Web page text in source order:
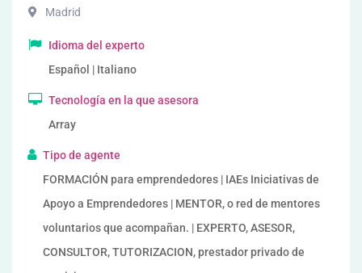
Madrid
Idioma del experto
Español | Italiano
Tecnología en la que asesora
Array
Tipo de agente
FORMACIÓN para emprendedores | IAEs Iniciativas de
Apoyo a Emprendedores | MENTOR, o red de mentores
voluntarios que acompañan. | EXPERTO, ASESOR,
CONSULTOR, TUTORIZACION, prestador privado de